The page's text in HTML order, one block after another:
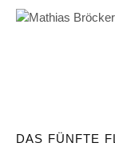
DAS FÜNFTE